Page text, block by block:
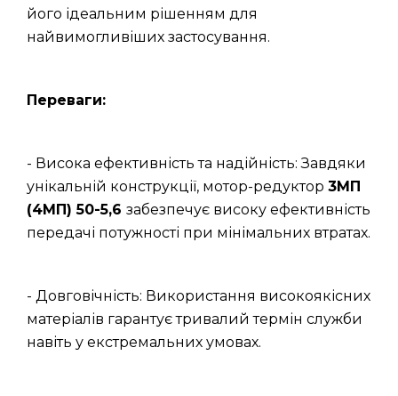
його ідеальним рішенням для
найвимогливіших застосування.
Переваги:
- Висока ефективність та надійність: Завдяки
унікальній конструкції, мотор-редуктор 3МП
(4МП) 50-5,6 забезпечує високу ефективність
передачі потужності при мінімальних втратах.
- Довговічність: Використання високоякісних
матеріалів гарантує тривалий термін служби
навіть у екстремальних умовах.